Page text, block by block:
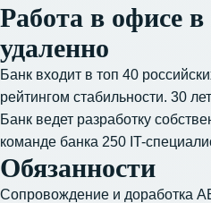
Работа в офисе
удаленно
Банк входит в топ 40
рейтингом стабильности. 30
Банк ведет разработку
команде банка 250 IT-
Обязанности
Сопровождение и доработка